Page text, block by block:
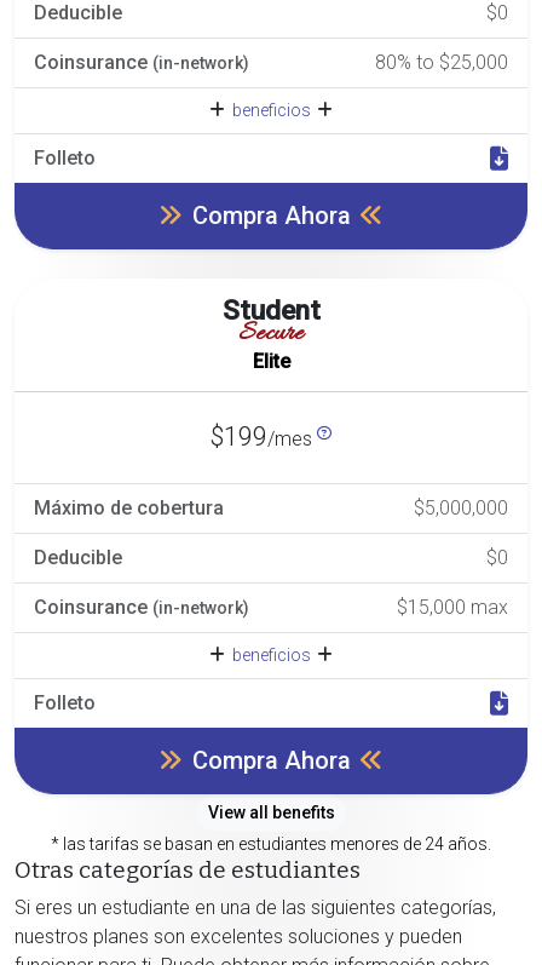
Deducible $0
Coinsurance (in-network) 80% to $25,000
beneficios
Folleto
Compra Ahora
Student
Secure
Elite
$199/mes
Máximo de cobertura $5,000,000
Deducible $0
Coinsurance (in-network) $15,000 max
beneficios
Folleto
Compra Ahora
View all benefits
* las tarifas se basan en estudiantes menores de 24 años.
Otras categorías de estudiantes
Si eres un estudiante en una de las siguientes categorías,
nuestros planes son excelentes soluciones y pueden